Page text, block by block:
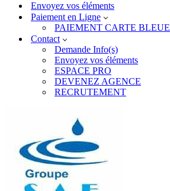
Envoyez vos éléments
Paiement en Ligne
PAIEMENT CARTE BLEUE
Contact
Demande Info(s)
Envoyez vos éléments
ESPACE PRO
DEVENEZ AGENCE
RECRUTEMENT